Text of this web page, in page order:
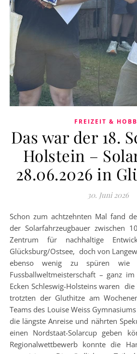
FREIZEIT &
Das war der 18.
Holstein –
28.06.2026 in
30. Juni 2026
Schon zum achtzehnten Mal fand der Landeswettbewerb
der Solarfahrzeugbauer zwischen
Zentrum für nachhaltige
Glücksburg/Ostsee, doch von
ebenso wenig zu spüren wie
Fussballweltmeisterschaft – ganz
Ecken Schleswig-Holsteins waren
trotzten der Gluthitze am
Teams des Louise Weiss
die längste Anreise und nährten
einen Nordstaat-Solarcup geben
Regionalwettbewerb konnte die